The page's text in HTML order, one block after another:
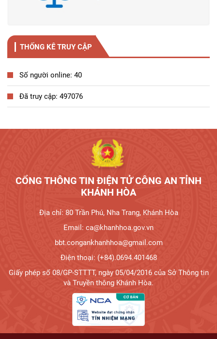
THỐNG KÊ TRUY CẬP
Số người online: 40
Đã truy cập: 497076
CỔNG THÔNG TIN ĐIỆN TỬ CÔNG AN TỈNH
KHÁNH HÒA
Địa chỉ: 80 Trần Phú, Nha Trang, Khánh Hòa
Email: ca@khanhhoa.gov.vn
bbt.congankhanhhoa@gmail.com
Điện thoại: (+84).0694.401468
Giấy phép số 08/GP-STTTT, ngày 05/04/2016 của Sở Thông tin
và Truyền thông Khánh Hòa.